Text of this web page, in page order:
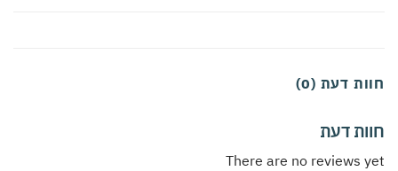
דעת (0)
דעת
There are no reviews